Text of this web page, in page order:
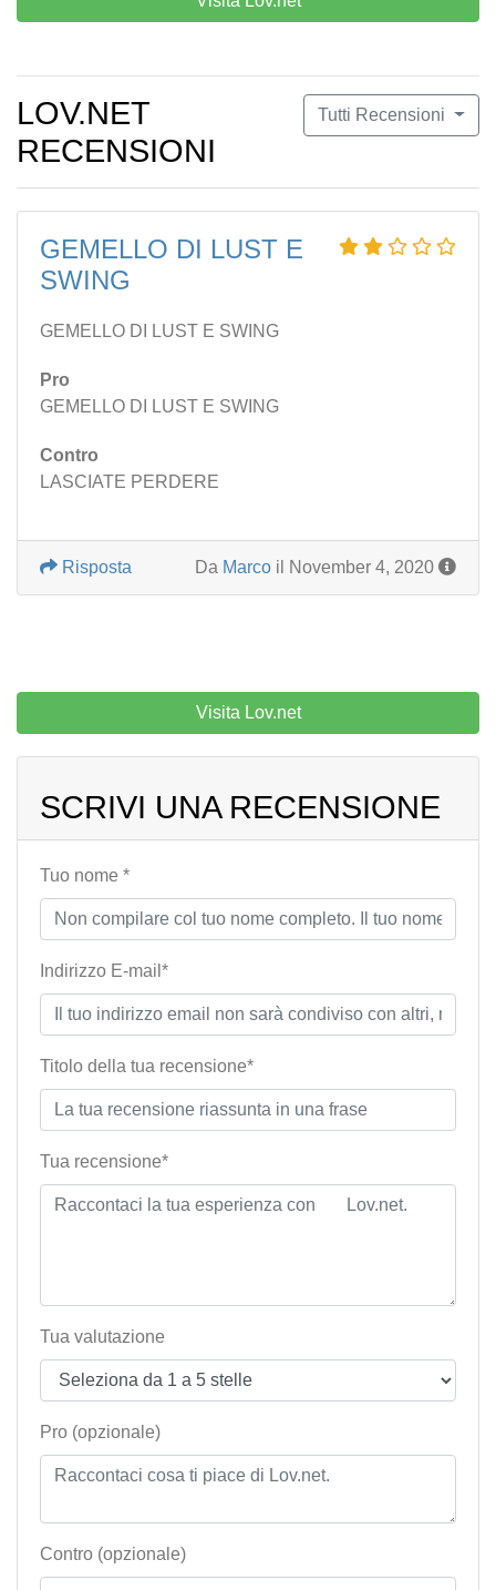
Tutti Recensioni
LOV.NET
RECENSIONI
GEMELLO DI LUST E
SWING
GEMELLO DI LUST E SWING
Pro
GEMELLO DI LUST E SWING
Contro
LASCIATE PERDERE
Da Marco il November 4, 2020
Risposta
Visita Lov.net
SCRIVI UNA RECENSIONE
Tuo nome *
Indirizzo E-mail*
Titolo della tua recensione*
Tua recensione*
Tua valutazione
Pro (opzionale)
Contro (opzionale)